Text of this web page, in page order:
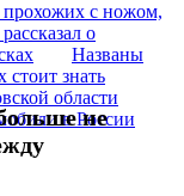
прохожих с ножом,
о
Названы
знать
области
в России
не